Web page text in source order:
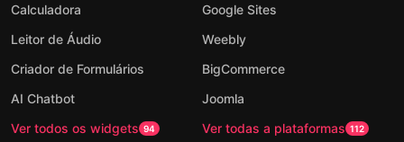
Calculadora
Leitor de Áudio
Criador de Formulários
AI Chatbot
Ver todos os widgets 94
Google Sites
Weebly
BigCommerce
Joomla
Ver todas a plataformas 112